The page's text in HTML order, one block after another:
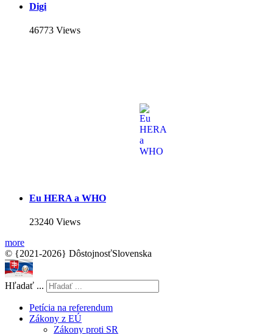
Digi
46773 Views
Eu HERA a WHO
23240 Views
more
© {2021-2026} DôstojnosťSlovenska
Hľadať ...
Petícia na referendum
Zákony z EÚ
Zákony proti SR